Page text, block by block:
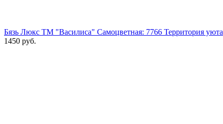
Бязь Люкс ТМ "Василиса" Самоцветная: 7766 Территория уюта
1450 руб.